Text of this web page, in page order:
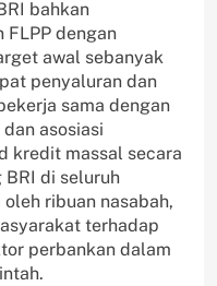
bahkan
dengan
awal sebanyak
penyaluran dan
sama dengan
dan asosiasi
kredit massal secara
di seluruh
ribuan nasabah,
terhadap
perbankan dalam